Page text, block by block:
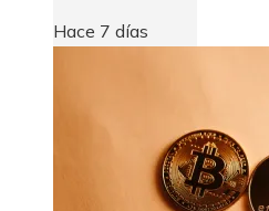
Hace 7 días